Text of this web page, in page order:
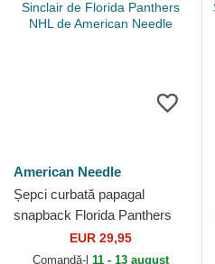
American Needle
Șepci curbată papagal
snapback Florida Panthers
NHL Sinclair de Florida
Panthers NHL de American...
EUR 29,95
Comandă-l 11 - 13 august